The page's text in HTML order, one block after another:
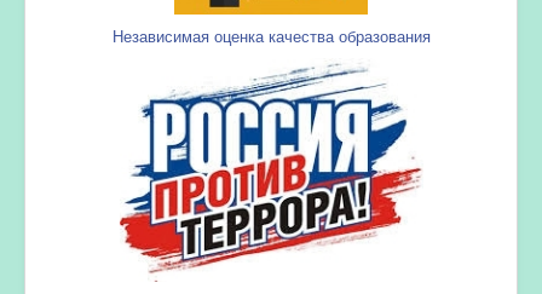
Независимая оценка качества образования